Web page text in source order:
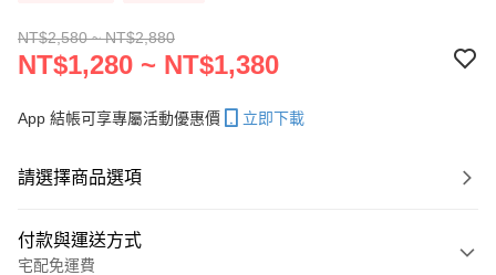
NT$2,580 ~ NT$2,880
NT$1,280 ~ NT$1,380
App 結帳可享專屬活動優惠價 立即下載
請選擇商品選項
付款與運送方式
宅配免運費